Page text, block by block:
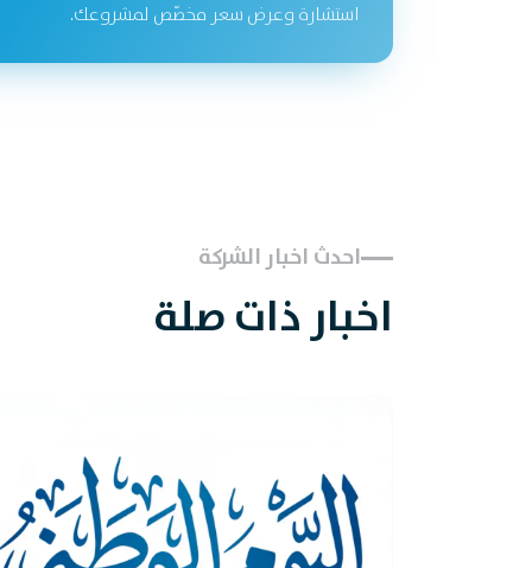
استشارة وعرض سعر مخصّص لمشروعك.
احدث اخبار الشركة
اخبار ذات صلة